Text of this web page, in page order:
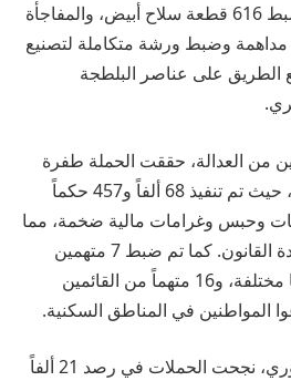
خرطوش، بالإضافة إلى ضبط 616 قطعة سلاح أبيض، والمفاجأة
وضبط ورشة متكاملة لتصنيع
الطريق على عناصر البلطجة
من العدالة، حققت الحملة طفرة
في تنفيذ الأحكام القضائية، حيث تم تنفيذ 68 ألفاً و457 حكماً
وحبس وغرامات مالية ضخمة، مما
يعزز من هيبة الدولة وسيادة القانون. كما تم ضبط 7 متهمين
هاربين مطلوبين في قضايا مختلفة، و16 متهماً من القائمين
المواطنين في المناطق السكنية.
وفي سياق الانضباط المروري، نجحت الحملات في رصد 21 ألفاً